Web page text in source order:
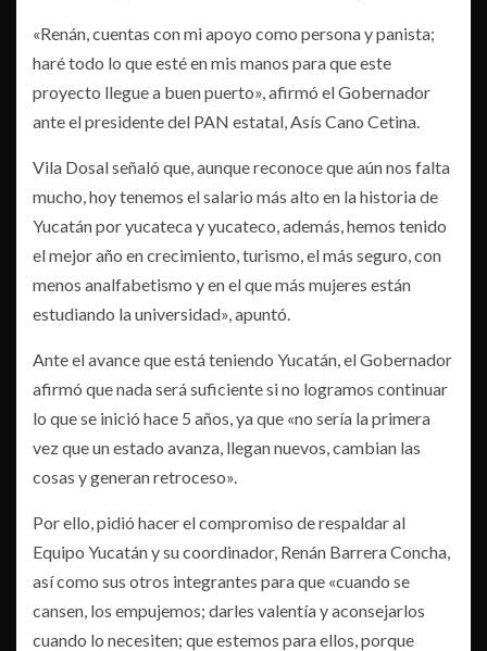
«Renán, cuentas con mi apoyo como persona y panista;
haré todo lo que esté en mis manos para que este
proyecto llegue a buen puerto», afirmó el Gobernador
ante el presidente del PAN estatal, Asís Cano Cetina.
Vila Dosal señaló que, aunque reconoce que aún nos falta
mucho, hoy tenemos el salario más alto en la historia de
Yucatán por yucateca y yucateco, además, hemos tenido
el mejor año en crecimiento, turismo, el más seguro, con
menos analfabetismo y en el que más mujeres están
estudiando la universidad», apuntó.
Ante el avance que está teniendo Yucatán, el Gobernador
afirmó que nada será suficiente si no logramos continuar
lo que se inició hace 5 años, ya que «no sería la primera
vez que un estado avanza, llegan nuevos, cambian las
cosas y generan retroceso».
Por ello, pidió hacer el compromiso de respaldar al
Equipo Yucatán y su coordinador, Renán Barrera Concha,
así como sus otros integrantes para que «cuando se
cansen, los empujemos; darles valentía y aconsejarlos
cuando lo necesiten; que estemos para ellos, porque